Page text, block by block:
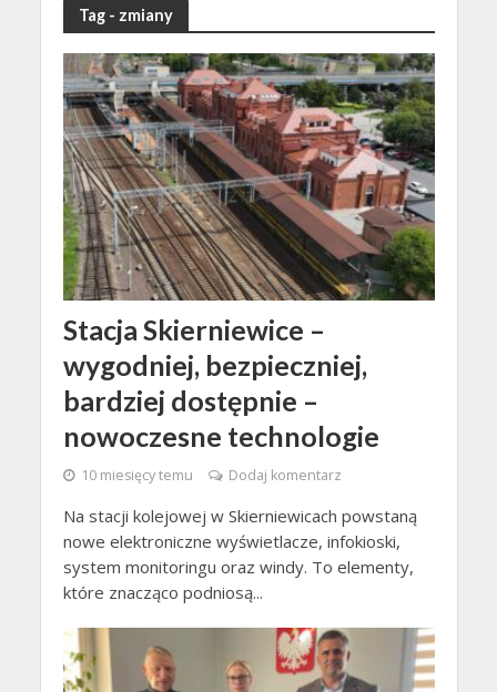
Tag - zmiany
Stacja Skierniewice –
wygodniej, bezpieczniej,
bardziej dostępnie –
nowoczesne technologie
10 miesięcy temu Dodaj komentarz
Na stacji kolejowej w Skierniewicach powstaną
nowe elektroniczne wyświetlacze, infokioski,
system monitoringu oraz windy. To elementy,
które znacząco podniosą...